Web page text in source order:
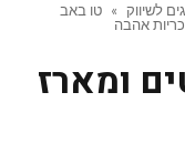
לשיווק » טו באב
אהבה
ומארז